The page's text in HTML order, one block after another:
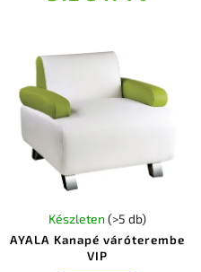
AYALA Kanapé váróterembe
VIP
Készleten (>5 db)